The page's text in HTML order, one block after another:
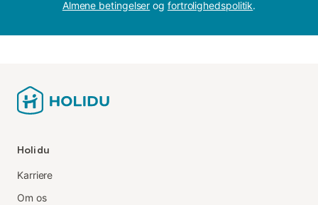
Almene betingelser og fortrolighedspolitik.
Holidu
Karriere
Om os